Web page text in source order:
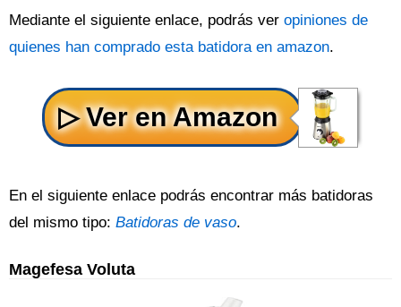
Mediante el siguiente enlace, podrás ver opiniones de
quienes han comprado esta batidora en amazon.
En el siguiente enlace podrás encontrar más batidoras
del mismo tipo: Batidoras de vaso.
Magefesa Voluta